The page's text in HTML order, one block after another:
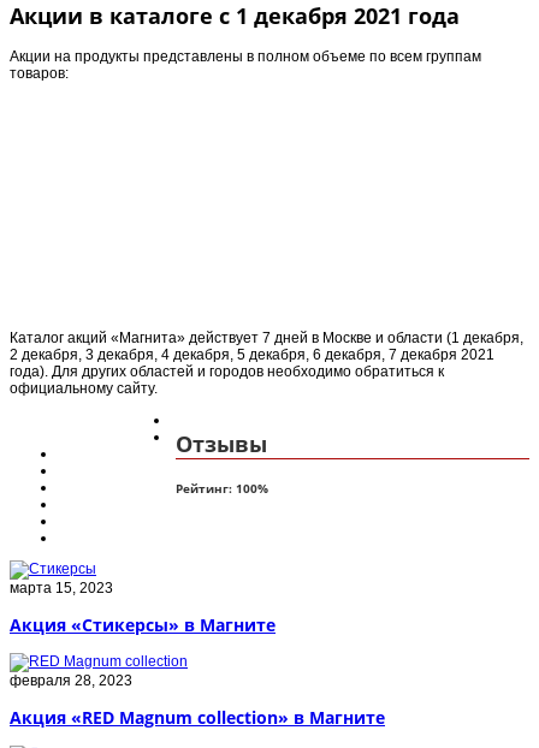
Акции в каталоге с 1 декабря 2021 года
Акции на продукты представлены в полном объеме по всем группам
товаров:
Каталог акций «Магнита» действует 7 дней в Москве и области (1 декабря,
2 декабря, 3 декабря, 4 декабря, 5 декабря, 6 декабря, 7 декабря 2021
года). Для других областей и городов необходимо обратиться к
официальному сайту.
Отзывы
Рейтинг:100%
марта 15, 2023
Акция «Стикерсы» в Магните
февраля 28, 2023
Акция «RED Magnum collection» в Магните